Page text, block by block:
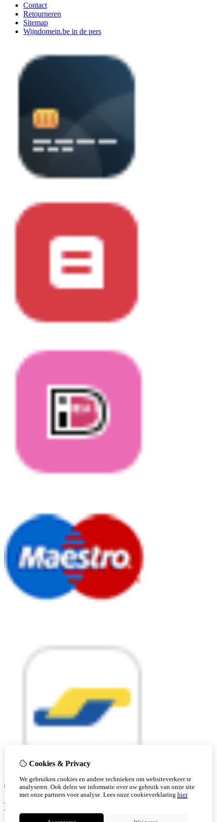
Contact
Retourneren
Sitemap
Wijndomein.be in de pers
© Copyright 2026 |
Cookies & Privacy
We gebruiken cookies en andere technieken om websiteverkeer te
analyseren. Ook delen we informatie over uw gebruik van onze site
met onze partners voor analyse. Lees onze cookieverklaring hier
Ben je 18 of ouder?